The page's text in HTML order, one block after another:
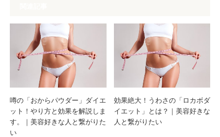
噂の「おからパウダー」ダイエ
ット！やり方と効果を解説しま
す。｜美容好きな人と繋がりた
い
効果絶大！うわさの「ロカボダ
イエット」とは？｜美容好きな
人と繋がりたい